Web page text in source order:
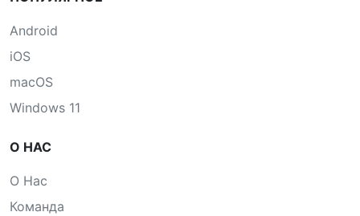
Android
iOS
macOS
Windows 11
О НАС
О Нас
Команда